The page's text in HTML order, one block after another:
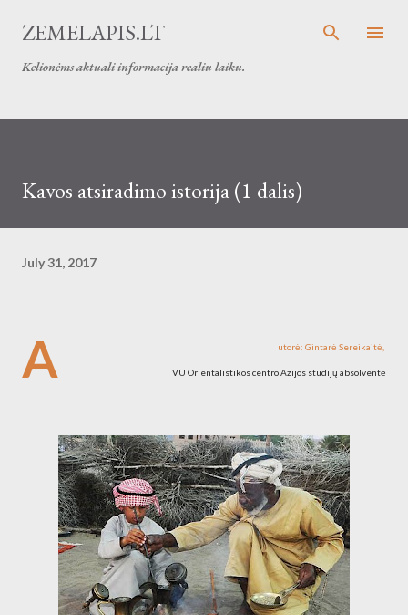
Skip to main content
ZEMELAPIS.LT
Kelionėms aktuali informacija realiu laiku.
Kavos atsiradimo istorija (1 dalis)
July 31, 2017
A utorė: Gintarė Sereikaitė,
VU Orientalistikos centro Azijos studijų absolventė